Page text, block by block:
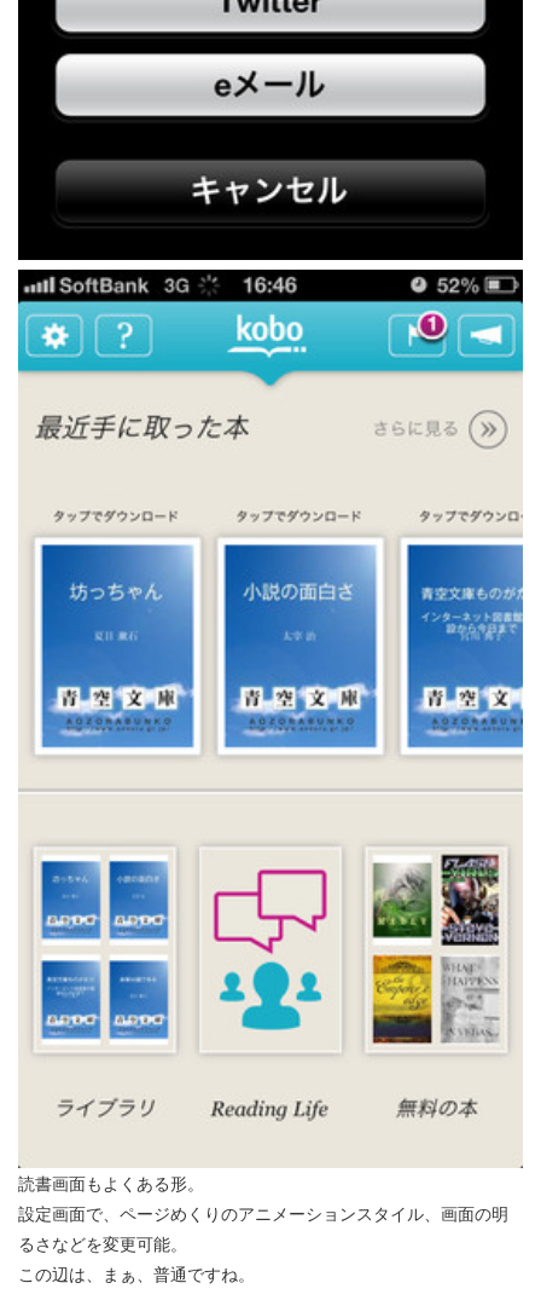
読書画面もよくある形。
設定画面で、ページめくりのアニメーションスタイル、画面の明
るさなどを変更可能。
この辺は、まぁ、普通ですね。